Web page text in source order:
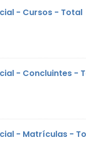
- Cursos - Total
- Concluintes -
- Matrículas -